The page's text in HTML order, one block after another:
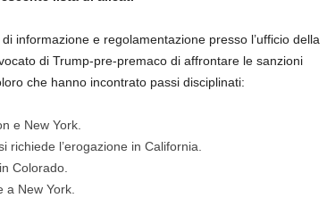
informazione e regolamentazione presso l’ufficio della
di Trump-pre-premaco di affrontare le sanzioni
che hanno incontrato passi disciplinati:
e New York.
richiede l’erogazione in California.
Colorado.
a New York.